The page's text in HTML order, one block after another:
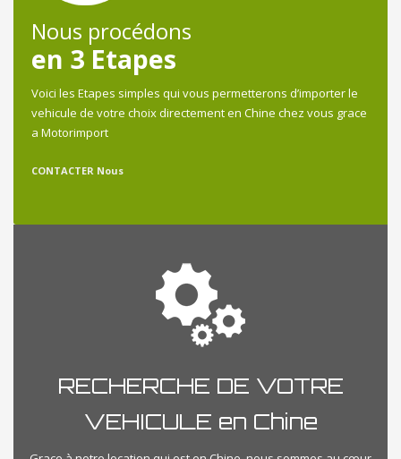
Nous procédons
en 3 Etapes
Voici les Etapes simples qui vous permetterons d’importer le
vehicule de votre choix directement en Chine chez vous grace
a Motorimport
CONTACTER Nous
RECHERCHE DE VOTRE
VEHICULE en Chine